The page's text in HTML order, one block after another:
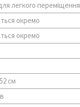
легкого переміщення
окремо
окремо
см